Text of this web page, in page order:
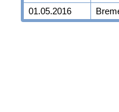
01.05.2016